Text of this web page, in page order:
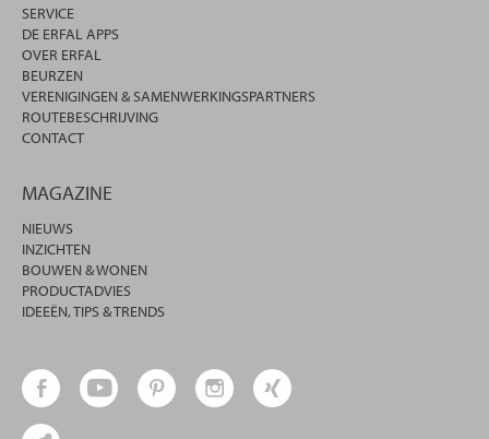
SERVICE
DE ERFAL APPS
OVER ERFAL
BEURZEN
VERENIGINGEN & SAMENWERKINGSPARTNERS
ROUTEBESCHRIJVING
CONTACT
MAGAZINE
NIEUWS
INZICHTEN
BOUWEN & WONEN
PRODUCTADVIES
IDEEËN, TIPS & TRENDS